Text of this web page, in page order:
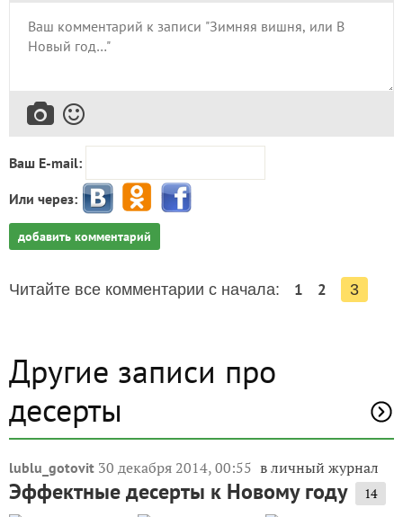
Ваш E-mail:
Или через:
добавить комментарий
Читайте все комментарии с начала: 1 2 3
Другие записи про
десерты
lublu_gotovit 30 декабря 2014, 00:55 в личный журнал
Эффектные десерты к Новому году 14